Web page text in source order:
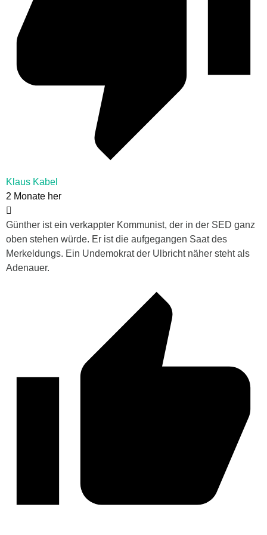
Klaus Kabel
2 Monate her
Günther ist ein verkappter Kommunist, der in der SED ganz
oben stehen würde. Er ist die aufgegangen Saat des
Merkeldungs. Ein Undemokrat der Ulbricht näher steht als
Adenauer.